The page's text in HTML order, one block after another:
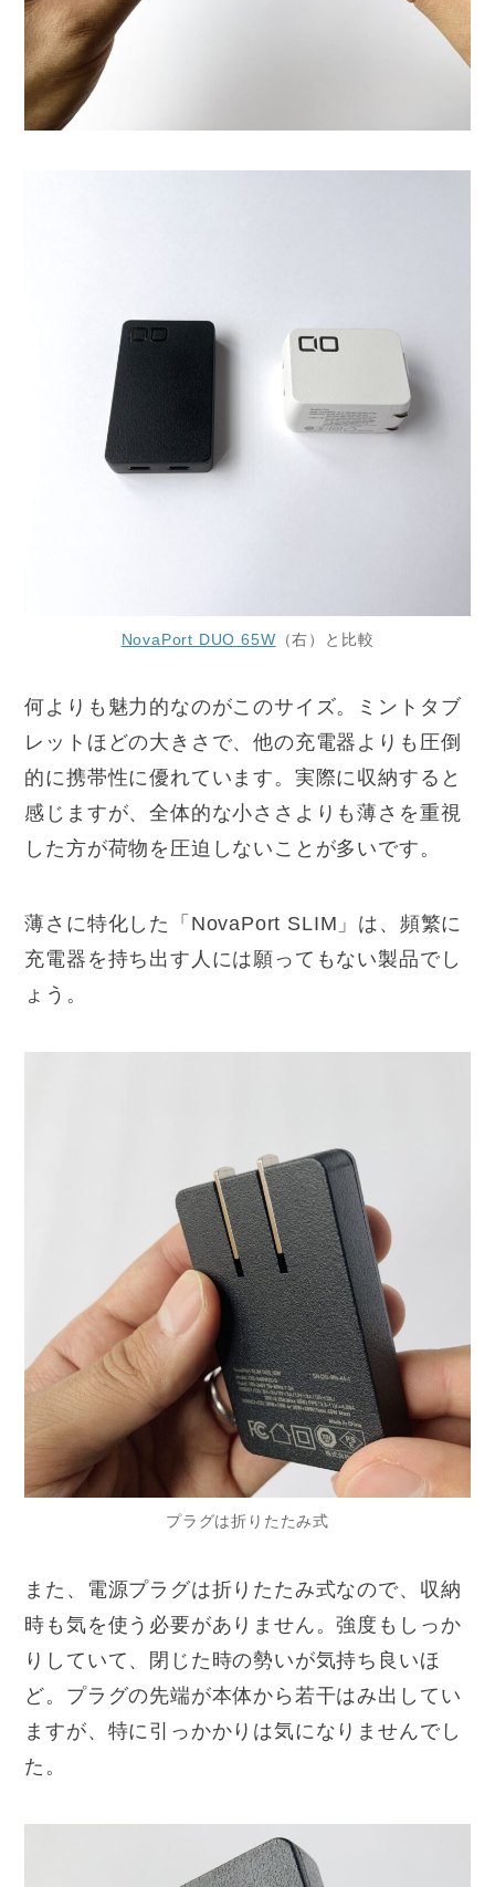
NovaPort DUO 65W （右）と比較
何よりも魅力的なのがこのサイズ。ミントタブ
レットほどの大きさで、他の充電器よりも圧倒
的に携帯性に優れています。実際に収納すると
感じますが、全体的な小ささよりも薄さを重視
した方が荷物を圧迫しないことが多いです。
薄さに特化した「NovaPort SLIM」は、頻繁に
充電器を持ち出す人には願ってもない製品でし
ょう。
プラグは折りたたみ式
また、電源プラグは折りたたみ式なので、収納
時も気を使う必要がありません。強度もしっか
りしていて、閉じた時の勢いが気持ち良いほ
ど。プラグの先端が本体から若干はみ出してい
ますが、特に引っかかりは気になりませんでし
た。